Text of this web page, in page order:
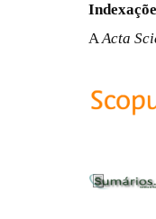
A Acta